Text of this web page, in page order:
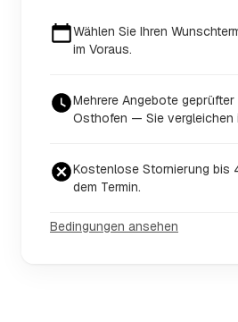
Wählen Sie Ihren
im Voraus.
Mehrere Angebote geprüfter
Osthofen — Sie vergleichen
Kostenlose Stornierung bis
dem Termin.
Bedingungen ansehen